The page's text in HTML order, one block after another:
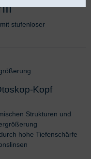
stufenloser
Kopf
Strukturen und
hohe Tiefenschärfe